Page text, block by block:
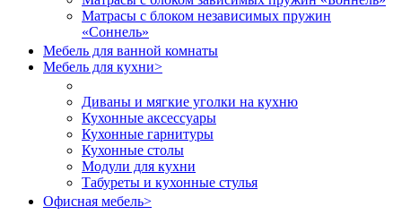
Матрасы с блоком независимых пружин
«Соннель»
Мебель для ванной комнаты
Мебель для кухни>
Диваны и мягкие уголки на кухню
Кухонные аксессуары
Кухонные гарнитуры
Кухонные столы
Модули для кухни
Табуреты и кухонные стулья
Офисная мебель>